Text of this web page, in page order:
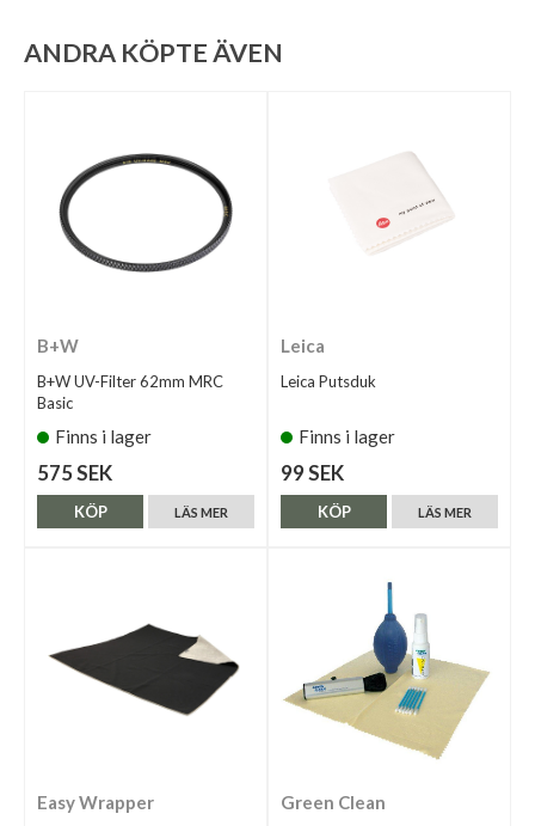
ANDRA KÖPTE ÄVEN
B+W
B+W UV-Filter 62mm MRC
Basic
Finns i lager
575 SEK
LÄS MER
KÖP
Leica
Leica Putsduk
Finns i lager
99 SEK
LÄS MER
KÖP
Easy Wrapper Green Clean